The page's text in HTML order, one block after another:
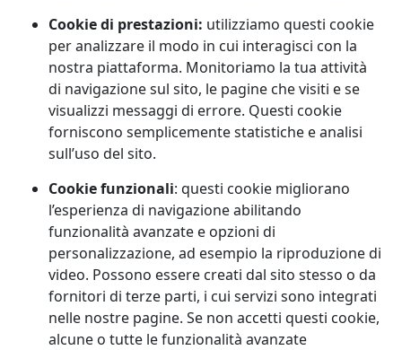
Cookie di prestazioni: utilizziamo questi cookie
per analizzare il modo in cui interagisci con la
nostra piattaforma. Monitoriamo la tua attività
di navigazione sul sito, le pagine che visiti e se
visualizzi messaggi di errore. Questi cookie
forniscono semplicemente statistiche e analisi
sull’uso del sito.
Cookie funzionali: questi cookie migliorano
l’esperienza di navigazione abilitando
funzionalità avanzate e opzioni di
personalizzazione, ad esempio la riproduzione di
video. Possono essere creati dal sito stesso o da
fornitori di terze parti, i cui servizi sono integrati
nelle nostre pagine. Se non accetti questi cookie,
alcune o tutte le funzionalità avanzate